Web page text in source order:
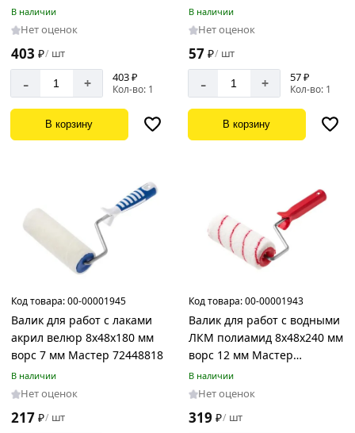
В наличии
Нет оценок
403 ₽/ шт
- + 403 ₽
Кол-во: 1
В корзину
В наличии
Нет оценок
57 ₽/ шт
- + 57 ₽
Кол-во: 1
В корзину
Код товара:00-00001945
Валик для работ с лаками
акрил велюр 8х48х180 мм
ворс 7 мм Мастер 72448818
В наличии
Нет оценок
217 ₽/ шт
Код товара:00-00001943
Валик для работ с водными
ЛКМ полиамид 8х48х240 мм
ворс 12 мм Мастер
77148824
В наличии
Нет оценок
319 ₽/ шт